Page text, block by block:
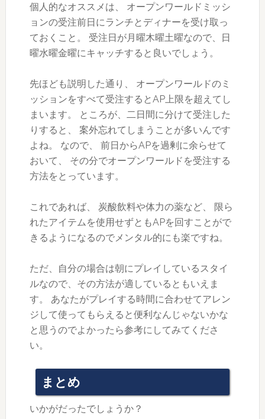
個人的なオススメは、 オープンワールドミッシ
ョンの受注前日にランチとディナーを受け取っ
ておくこと。 受注日が月曜木曜土曜なので、日
曜水曜金曜にキャッチすると良いでしょう。
先ほども説明した通り、 オープンワールドのミ
ッションをすべて受注するとAP上限を超えてし
まいます。 ところが、二日間に分けて受注した
りすると、 案外忘れてしまうことが多いんです
よね。 なので、 前日からAPを過剰に余らせて
おいて、 その分でオープンワールドを受注する
方法をとっています。
これであれば、 炭酸飲料や体力の薬など、 限ら
れたアイテムを使用せずともAPを回すことがで
きるようになるのでメンタル的にも楽ですね。
ただ、自分の場合は朝にプレイしているスタイ
ルなので、その方法が適しているともいえま
す。 あなたがプレイする時間に合わせてアレン
ジして使ってもらえると便利なんじゃないかな
と思うのでよかったら参考にしてみてくださ
い。
まとめ
いかがだったでしょうか？